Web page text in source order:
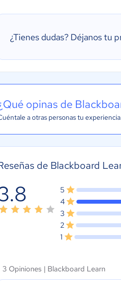
¿Tienes dudas? Déjanos tu
opinas de
a otras personas tu
de Blackboard
5
4
3
2
1
3 Opiniones | Blackboard Learn